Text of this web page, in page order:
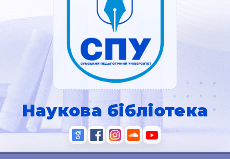
Наукова бібліотека